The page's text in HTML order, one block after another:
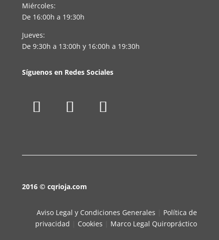
Miércoles:
De 16:00h a 19:30h
Jueves:
De 9:30h a 13:00h y 16:00h a 19:30h
Síguenos en Redes Sociales
2016 © cqrioja.com
Aviso Legal y Condiciones Generales
Política de
privacidad
Cookies Marco Legal Quiropráctico